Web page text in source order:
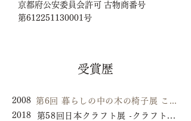
京都府公安委員会許可 古物商番号
第612251130001号
受賞歴
2008
2018
第6回 暮らしの中の木の椅子展 こどもの椅子 部門賞
第58回日本クラフト展 -クラフト